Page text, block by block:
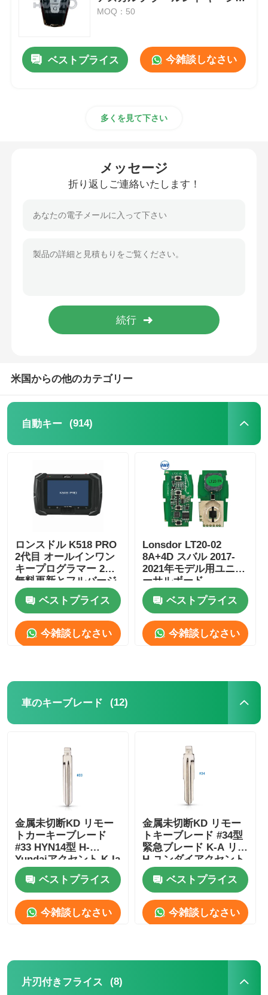
車のキーブレード
トランスポンダーの破片
鍵屋機械
KEYDIY スマートキー
ルカバー
MOQ：50
ベストプライス 今雑談しなさい
多くを見て下さい
メッセージ
折り返しご連絡いたします！
米国からの他のカテゴリー
自動キー (914)
ロンスドル K518 PRO
2代目 オールインワン
キープログラマー 2年
無料更新とフルバージ
ョンアクセサリー
ベストプライス
今雑談しなさい
Lonsdor LT20-02
8A+4D スバル 2017-
2021年モデル用ユニバ
ーサルボード
ベストプライス
今雑談しなさい
車のキーブレード (12)
金属未切断KD リモー
トカーキーブレード
#33 HYN14型 H-
Yundaiアクセント K-Ia
33#
ベストプライス
今雑談しなさい
金属未切断KD リモー
トキーブレード #34型
緊急ブレード K-A リオ
H-ユンダイアクセント
HYN10
ベストプライス
今雑談しなさい
片刃付きフライス (8)